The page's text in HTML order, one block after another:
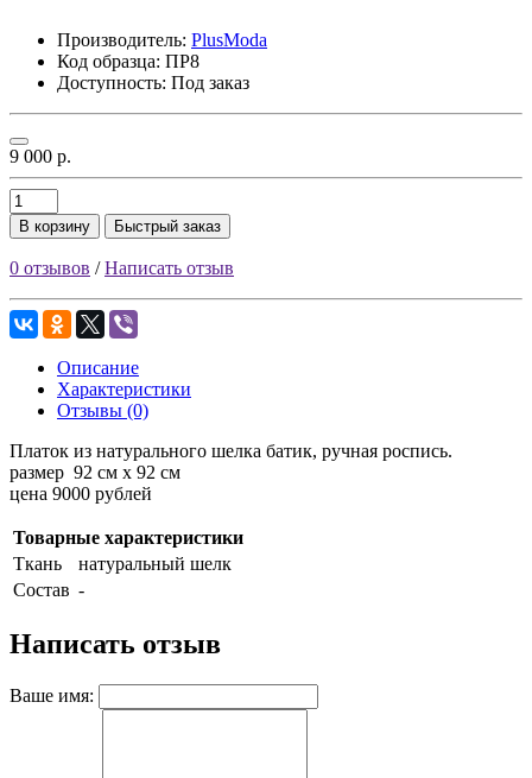
Производитель: PlusModa
Код образца: ПР8
Доступность: Под заказ
9 000 р.
В корзину Быстрый заказ
0 отзывов /Написать отзыв
Описание
Характеристики
Отзывы (0)
Платок из натурального шелка батик, ручная роспись.
размер 92 см х 92 см
цена 9000 рублей
Товарные характеристики
Ткань
натуральный шелк
Состав -
Написать отзыв
Ваше имя: